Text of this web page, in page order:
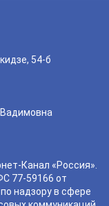
54-б
Канал «Россия».
77-59166 от
надзору в сфере